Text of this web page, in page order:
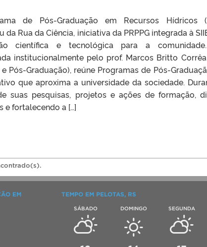
de Pós-Graduação em Recursos Hídricos
da Rua da Ciência, iniciativa da PRPPG integrada à
científica e tecnológica para a
institucionalmente pelo prof. Marcos Britto
e Pós-Graduação), reúne Programas de Pós-
que aproxima a universidade da sociedade.
suas pesquisas, projetos e ações de formação,
e fortalecendo a […]
EM
TEMPO EM PELOTAS, RS
SÁBADO DOMINGO SEGUNDA